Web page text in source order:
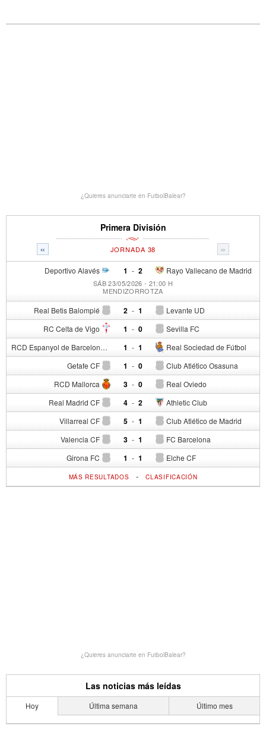
¿Quieres anunciarte en FutbolBalear?
Primera División
« »
JORNADA 38
Deportivo Alavés 1 - Rayo Vallecano de Madrid
2
SÁB 23/05/2026 - 21:00 H
MENDIZORROTZA
Real Betis Balompié 2 - Levante UD
1
RC Celta de Vigo 1 - Sevilla FC
0
RCD Espanyol de Barcelona 1 - Real Sociedad de Fútbol
1
Getafe CF 1 - Club Atlético Osasuna
0
RCD Mallorca 3 - Real Oviedo
0
Real Madrid CF 4 - Athletic Club
2
Villarreal CF 5 - Club Atlético de Madrid
1
Valencia CF 3 - FC Barcelona
1
Girona FC 1 - Elche CF
1
MÁS RESULTADOS -CLASIFICACIÓN
¿Quieres anunciarte en FutbolBalear?
Las noticias más leídas
Hoy Última semana Último mes